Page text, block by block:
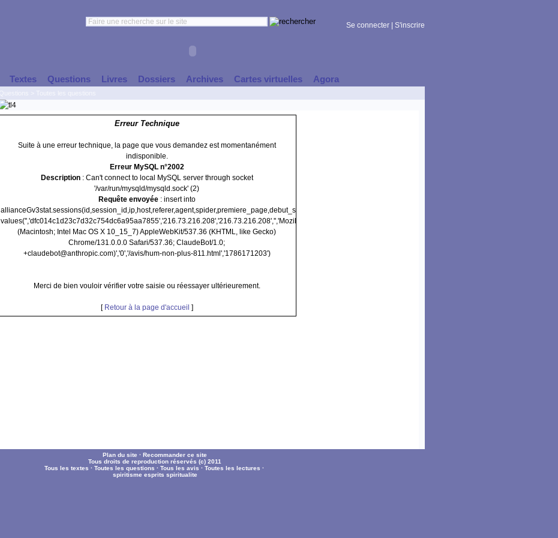
Se connecter S'inscrire
Textes Questions Livres Dossiers Archives Cartes virtuelles Agora
Erreur Technique
Suite à une erreur technique, la page que vous demandez est momentanément
indisponible.
Erreur MySQL n°2002
Description: Can't connect to local MySQL server through socket
'/var/run/mysqld/mysqld.sock' (2)
Requête envoyée: insert into
allianceGv3stat.sessions(id,session_id,ip,host,referer,agent,spider,premiere_page,debut_session)
values('','dfc014c1d23c7d32c754dc6a95aa7855','216.73.216.208','216.73.216.208','','Mozilla/5.0
(Macintosh; Intel Mac OS X 10_15_7) AppleWebKit/537.36 (KHTML, like Gecko)
Chrome/131.0.0.0 Safari/537.36; ClaudeBot/1.0;
+claudebot@anthropic.com)','0','/avis/hum-non-plus-811.html','1786171203')
Merci de bien vouloir vérifier votre saisie ou réessayer ultérieurement.
[ Retour à la page d'accueil ]
Plan du site · Recommander ce site
Tous droits de reproduction réservés (c) 2011
Tous les textes · Toutes les questions · Tous les avis · Toutes les lectures ·
spiritisme esprits spiritualite